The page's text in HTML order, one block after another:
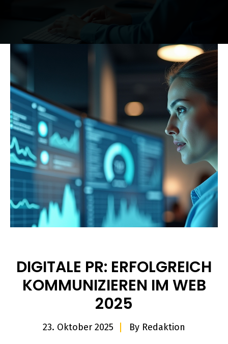
DIGITALE PR: ERFOLGREICH
KOMMUNIZIEREN IM WEB
2025
23. Oktober 2025 By Redaktion